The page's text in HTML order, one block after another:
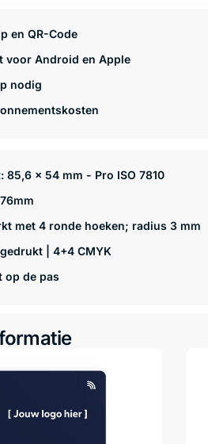
en QR-Code
voor Android en Apple
nodig
85,6 x 54 mm - Pro ISO 7810
met 4 ronde hoeken; radius 3 mm
| 4+4 CMYK
op de pas